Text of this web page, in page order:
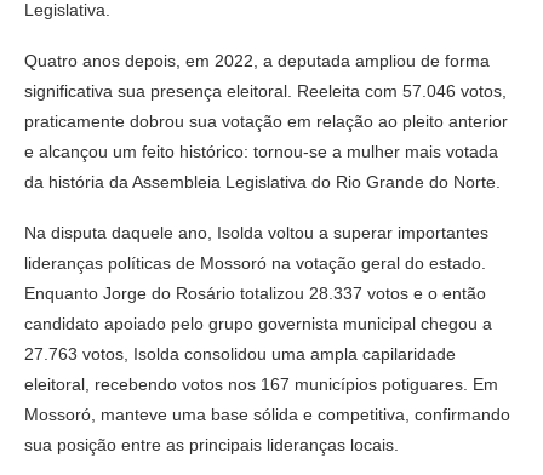
Legislativa.
Quatro anos depois, em 2022, a deputada ampliou de forma
significativa sua presença eleitoral. Reeleita com 57.046 votos,
praticamente dobrou sua votação em relação ao pleito anterior
e alcançou um feito histórico: tornou-se a mulher mais votada
da história da Assembleia Legislativa do Rio Grande do Norte.
Na disputa daquele ano, Isolda voltou a superar importantes
lideranças políticas de Mossoró na votação geral do estado.
Enquanto Jorge do Rosário totalizou 28.337 votos e o então
candidato apoiado pelo grupo governista municipal chegou a
27.763 votos, Isolda consolidou uma ampla capilaridade
eleitoral, recebendo votos nos 167 municípios potiguares. Em
Mossoró, manteve uma base sólida e competitiva, confirmando
sua posição entre as principais lideranças locais.